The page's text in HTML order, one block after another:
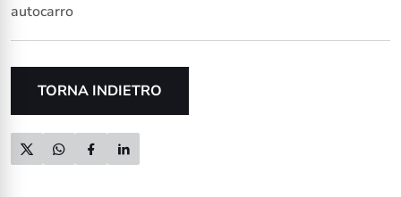
autocarro
TORNA INDIETRO